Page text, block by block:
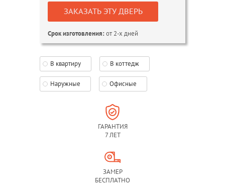
ЗАКАЗАТЬ ЭТУ ДВЕРЬ
Срок изготовления:от 2-х дней
В квартиру В коттедж
Наружные Офисные
ГАРАНТИЯ
7 ЛЕТ
ЗАМЕР
БЕСПЛАТНО